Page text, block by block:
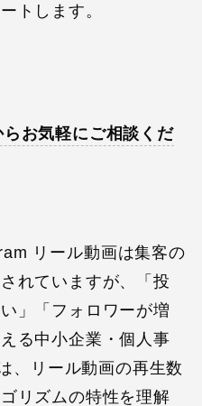
トします。
お気軽にご相談くだ
リール動画は集客の
れていますが、「投
」「フォロワーが増
る中小企業・個人事
、リール動画の再生数
リズムの特性を理解